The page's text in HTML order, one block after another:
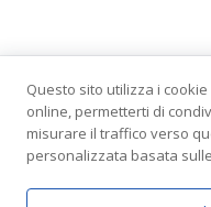
Tutti i diritti riservati
autorizzata. Case in
Questo sito utilizza i
online, permetterti di
misurare il traffico verso
personalizzata basata